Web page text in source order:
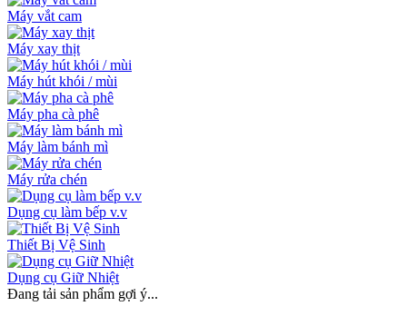
Máy vắt cam
Máy xay thịt
Máy hút khói / mùi
Máy pha cà phê
Máy làm bánh mì
Máy rửa chén
Dụng cụ làm bếp v.v
Thiết Bị Vệ Sinh
Dụng cụ Giữ Nhiệt
Đang tải sản phẩm gợi ý...